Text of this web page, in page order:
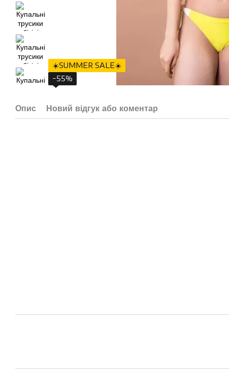
☀️SUMMER SALE☀️
−55%
Опис Новий відгук або коментар